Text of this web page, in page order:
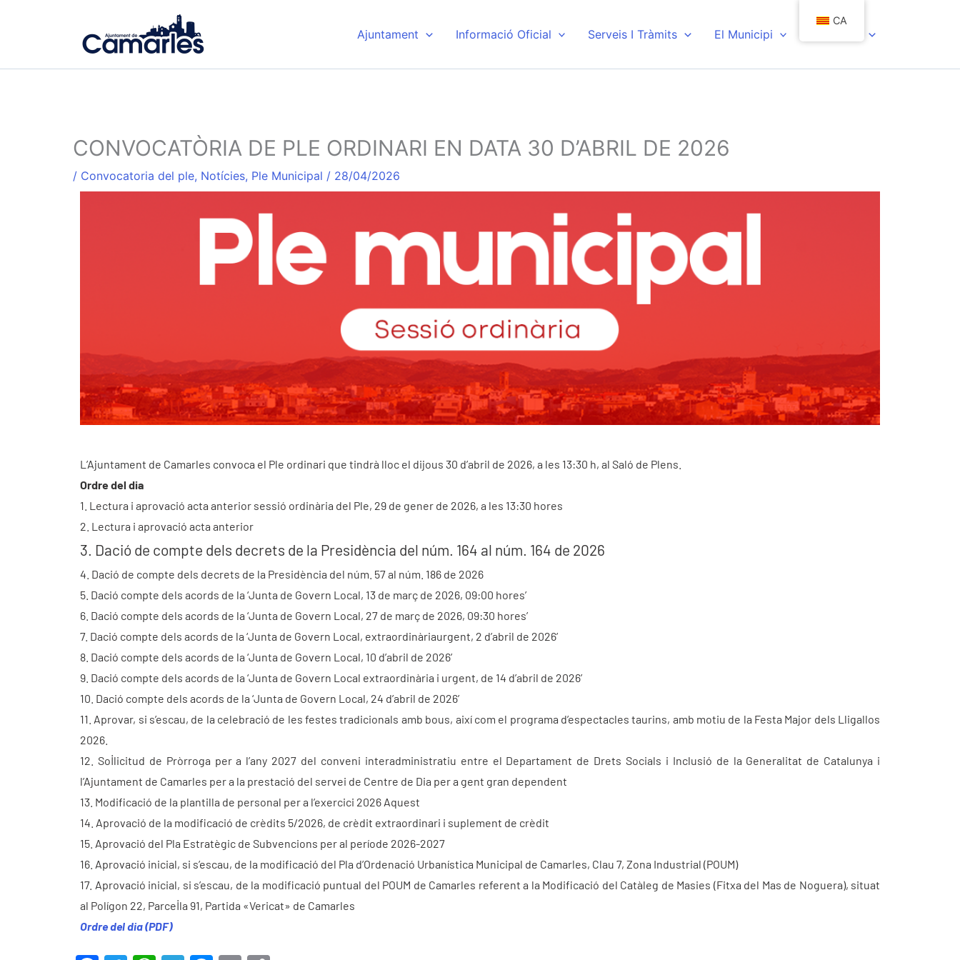
Ajuntament Informació Oficial Serveis I Tràmits El Municipi
CONVOCATÒRIA DE PLE ORDINARI EN DATA 30 D’ABRIL DE 2026
/ Convocatoria del ple, Notícies, Ple Municipal / 28/04/2026
L’Ajuntament de Camarles convoca el Ple ordinari que tindrà lloc el dijous 30 d’abril de 2026, a les 13:30 h, al Saló de Plens.
Ordre del dia
1. Lectura i aprovació acta anterior sessió ordinària del Ple, 29 de gener de 2026, a les 13:30 hores
2. Lectura i aprovació acta anterior
3. Dació de compte dels decrets de la Presidència del núm. 164 al núm. 164 de 2026
4. Dació de compte dels decrets de la Presidència del núm. 57 al núm. 186 de 2026
5. Dació compte dels acords de la ‘Junta de Govern Local, 13 de març de 2026, 09:00 hores’
6. Dació compte dels acords de la ‘Junta de Govern Local, 27 de març de 2026, 09:30 hores’
7. Dació compte dels acords de la ‘Junta de Govern Local, extraordinàriaurgent, 2 d’abril de 2026’
8. Dació compte dels acords de la ‘Junta de Govern Local, 10 d’abril de 2026’
9. Dació compte dels acords de la ‘Junta de Govern Local extraordinària i urgent, de 14 d’abril de 2026’
10. Dació compte dels acords de la ‘Junta de Govern Local, 24 d’abril de 2026’
11. Aprovar, si s’escau, de la celebració de les festes tradicionals amb bous, així com el programa d’espectacles taurins, amb motiu de la Festa Major dels Lligallos
2026.
12. Sol·licitud de Pròrroga per a l’any 2027 del conveni interadministratiu entre el Departament de Drets Socials i Inclusió de la Generalitat de Catalunya i
l’Ajuntament de Camarles per a la prestació del servei de Centre de Dia per a gent gran dependent
13. Modificació de la plantilla de personal per a l’exercici 2026 Aquest
14. Aprovació de la modificació de crèdits 5/2026, de crèdit extraordinari i suplement de crèdit
15. Aprovació del Pla Estratègic de Subvencions per al període 2026-2027
16. Aprovació inicial, si s’escau, de la modificació del Pla d’Ordenació Urbanística Municipal de Camarles, Clau 7, Zona Industrial (POUM)
17. Aprovació inicial, si s’escau, de la modificació puntual del POUM de Camarles referent a la Modificació del Catàleg de Masies (Fitxa del Mas de Noguera), situat
al Polígon 22, Parcel·la 91, Partida «Vericat» de Camarles
Ordre del dia (PDF)
CA